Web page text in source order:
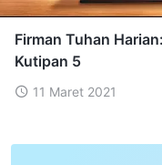
Firman Tuhan
Kutipan 5
11 Maret 2021